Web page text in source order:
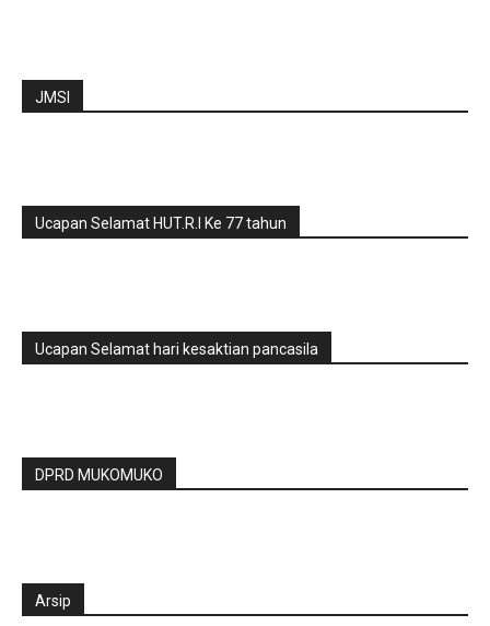
JMSI
Ucapan Selamat HUT.R.I Ke 77 tahun
Ucapan Selamat hari kesaktian pancasila
DPRD MUKOMUKO
Arsip